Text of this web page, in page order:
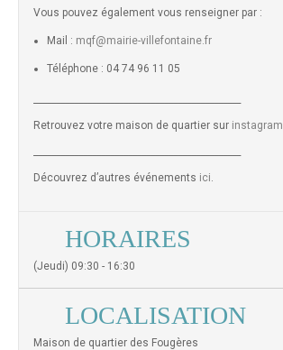
Vous pouvez également vous renseigner par :
Mail : mqf@mairie-villefontaine.fr
Téléphone : 04 74 96 11 05
Retrouvez votre maison de quartier sur instagram
Découvrez d’autres événements ici.
HORAIRES
(Jeudi) 09:30 - 16:30
LOCALISATION
Maison de quartier des Fougères